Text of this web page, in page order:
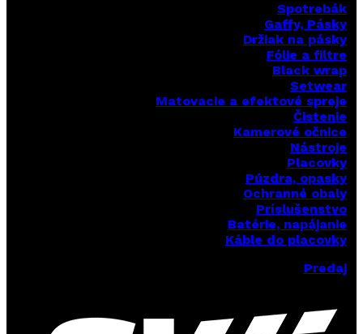
Spotrebák
Gaffy, Pásky
Držiak na pásky
Fólie a filtre
Black wrap
Setwear
Matovacie a efektové spreje
Čistenie
Kamerové očnice
Nástroje
Placovky
Púzdra, opasky
Ochranné obaly
Príslušenstvo
Batérie, napájanie
Káble do placovky
Predaj